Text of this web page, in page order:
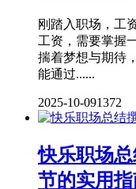
刚踏入职场，工
工资，需要掌握
揣着梦想与期待
能通过......
2025-10-091372
快乐职场
节的实用